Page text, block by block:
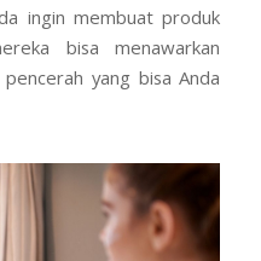
ingin membuat produk
bisa menawarkan
yang bisa Anda